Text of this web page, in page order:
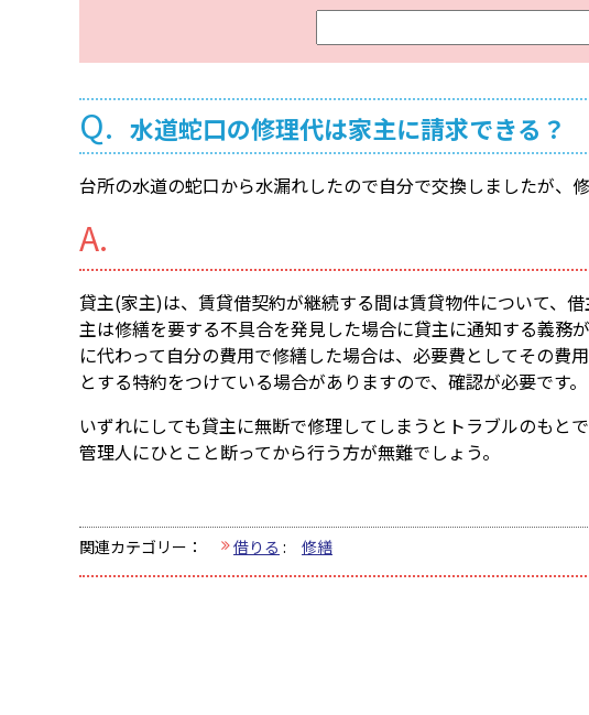
ー
ー
ド
索
Q. 水道蛇口の修理代は家主に請求できる？
台所の水道の蛇口から水漏れしたので自分で交換しましたが、
A.
貸主(家主)は、賃貸借契約が継続する間は賃貸物件について、
主は修繕を要する不具合を発見した場合に貸主に通知する義務
に代わって自分の費用で修繕した場合は、必要費としてその費
とする特約をつけている場合がありますので、確認が必要です。
いずれにしても貸主に無断で修理してしまうとトラブルのもと
管理人にひとこと断ってから行う方が無難でしょう。
関連カテゴリー： 借りる : 修繕